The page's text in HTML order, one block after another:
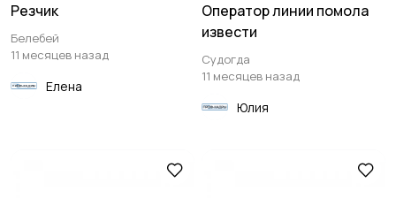
Резчик
Белебей
11 месяцев назад
Елена
Оператор линии помола
извести
Судогда
11 месяцев назад
Юлия